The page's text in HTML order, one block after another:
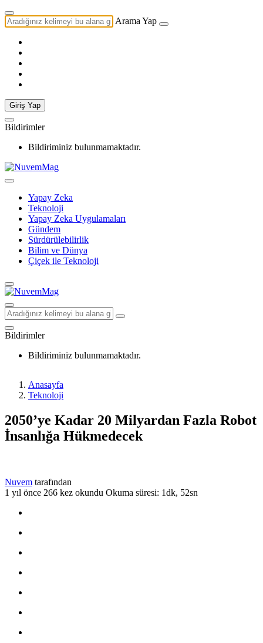
Arama Yap
Giriş Yap
Bildirimler
Bildiriminiz bulunmamaktadır.
Yapay Zeka
Teknoloji
Yapay Zeka Uygulamaları
Gündem
Sürdürülebilirlik
Bilim ve Dünya
Çiçek ile Teknoloji
Bildirimler
Bildiriminiz bulunmamaktadır.
Anasayfa
Teknoloji
2050’ye Kadar 20 Milyardan Fazla Robot
İnsanlığa Hükmedecek
Nuvem tarafından
1 yıl önce 266 kez okundu Okuma süresi: 1dk, 52sn